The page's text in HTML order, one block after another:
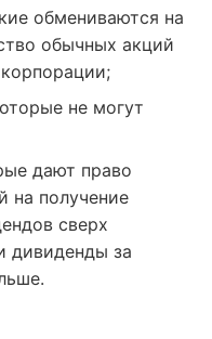
обмениваются на
обычных акций
не могут
дают право
на получение
сверх
дивиденды за